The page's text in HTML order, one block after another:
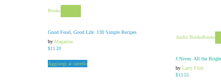
Books
Good Food, Good Life: 130 Simple Recipes
by Magazine
$11.20
Aggiungi al carrello
Audio BooksBooks
J.Niven. All the
byLarry Flint
$13.55